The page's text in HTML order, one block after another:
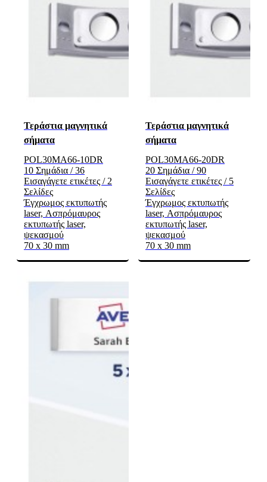
Τεράστια μαγνητικά
σήματα
POL30MA66-10DR
10 Σημάδια / 36
Εισαγάγετε ετικέτες / 2
Σελίδες
Έγχρωμος εκτυπωτής
laser, Ασπρόμαυρος
εκτυπωτής laser,
ψεκασμού
70 x 30 mm
Τεράστια μαγνητικά
σήματα
POL30MA66-20DR
20 Σημάδια / 90
Εισαγάγετε ετικέτες / 5
Σελίδες
Έγχρωμος εκτυπωτής
laser, Ασπρόμαυρος
εκτυπωτής laser,
ψεκασμού
70 x 30 mm